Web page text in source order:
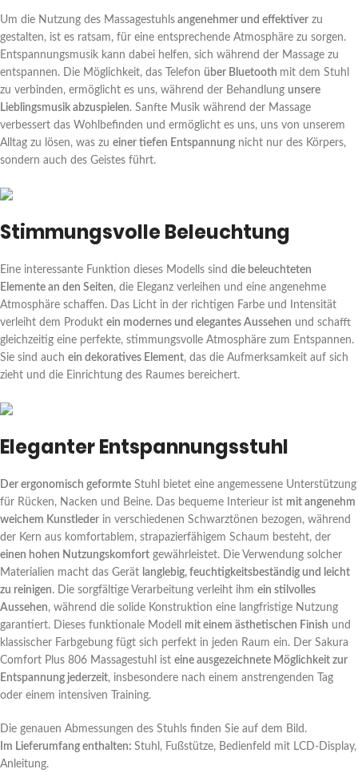
Um die Nutzung des Massagestuhls angenehmer und effektiver zu
gestalten, ist es ratsam, für eine entsprechende Atmosphäre zu sorgen.
Entspannungsmusik kann dabei helfen, sich während der Massage zu
entspannen. Die Möglichkeit, das Telefon über Bluetooth mit dem Stuhl
zu verbinden, ermöglicht es uns, während der Behandlung unsere
Lieblingsmusik abzuspielen. Sanfte Musik während der Massage
verbessert das Wohlbefinden und ermöglicht es uns, uns von unserem
Alltag zu lösen, was zu einer tiefen Entspannung nicht nur des Körpers,
sondern auch des Geistes führt.
Stimmungsvolle Beleuchtung
Eine interessante Funktion dieses Modells sind die beleuchteten
Elemente an den Seiten, die Eleganz verleihen und eine angenehme
Atmosphäre schaffen. Das Licht in der richtigen Farbe und Intensität
verleiht dem Produkt ein modernes und elegantes Aussehen und schafft
gleichzeitig eine perfekte, stimmungsvolle Atmosphäre zum Entspannen.
Sie sind auch ein dekoratives Element, das die Aufmerksamkeit auf sich
zieht und die Einrichtung des Raumes bereichert.
Eleganter Entspannungsstuhl
Der ergonomisch geformte Stuhl bietet eine angemessene Unterstützung
für Rücken, Nacken und Beine. Das bequeme Interieur ist mit angenehm
weichem Kunstleder in verschiedenen Schwarztönen bezogen, während
der Kern aus komfortablem, strapazierfähigem Schaum besteht, der
einen hohen Nutzungskomfort gewährleistet. Die Verwendung solcher
Materialien macht das Gerät langlebig, feuchtigkeitsbeständig und leicht
zu reinigen. Die sorgfältige Verarbeitung verleiht ihm ein stilvolles
Aussehen, während die solide Konstruktion eine langfristige Nutzung
garantiert. Dieses funktionale Modell mit einem ästhetischen Finish und
klassischer Farbgebung fügt sich perfekt in jeden Raum ein. Der Sakura
Comfort Plus 806 Massagestuhl ist eine ausgezeichnete Möglichkeit zur
Entspannung jederzeit, insbesondere nach einem anstrengenden Tag
oder einem intensiven Training.
Die genauen Abmessungen des Stuhls finden Sie auf dem Bild.
Im Lieferumfang enthalten: Stuhl, Fußstütze, Bedienfeld mit LCD-Display,
Anleitung.